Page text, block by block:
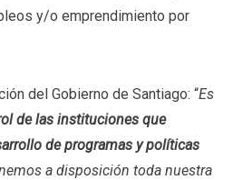
y/o emprendimiento por
del Gobierno de Santiago: “Es
de las instituciones que
de programas y políticas
a disposición toda nuestra